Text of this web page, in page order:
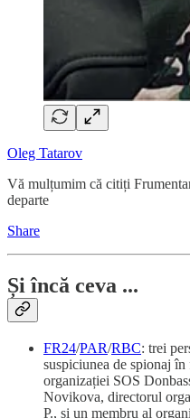
Oleg Tatarov
Vă mulțumim că citiți
departe
Share
Și încă ceva ...
FR24/PAR/RBC: trei
suspiciunea de spionaj
organizației SOS
Novikova, directorul
P., și un membru al